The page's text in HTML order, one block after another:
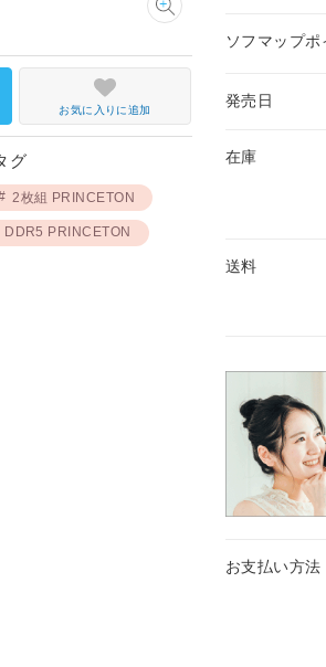
ソフマップポ
発売日
在庫
送料
お支払い方法
お気に入りに追加
グ
2枚組 PRINCETON
DDR5 PRINCETON